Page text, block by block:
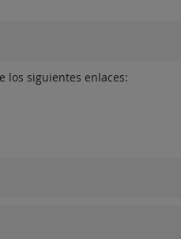
los siguientes enlaces: